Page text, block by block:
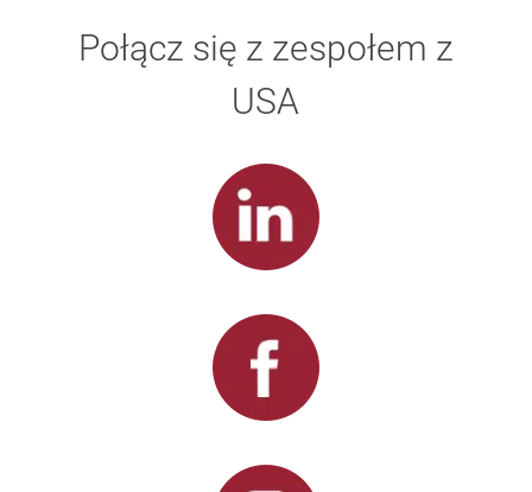
Połącz się z zespołem z
USA